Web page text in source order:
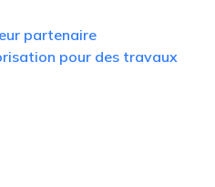
partenaire
pour des travaux